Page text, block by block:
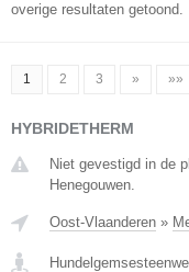
overige resultaten getoond.
1 2 3 » »»
HYBRIDETHERM
Niet gevestigd in de
Henegouwen.
Oost-Vlaanderen »